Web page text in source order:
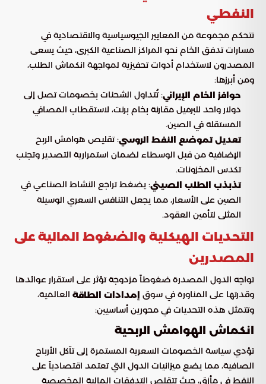
النفطي
تتحكم مجموعة من المعايير الجيوسياسية والاقتصادية في
مسارات تدفق الخام نحو المراكز الصناعية الكبرى، حيث يسعى
المصدرون لاستخدام أدوات تحفيزية لمواجهة انكماش الطلب،
ومن أبرزها:
حوافز الخام الإيراني: تُتداول الشحنات بخصومات تصل إلى
دولار واحد للبرميل مقارنة بخام برنت، لاستقطاب المصافي
المستقلة في الصين.
تعديل تموضع النفط الروسي: تقليص هوامش الربح
الإضافية من قبل الوسطاء لضمان استمرارية التصدير وتجنب
تكدس المخزونات.
تذبذب الطلب الصيني: يضغط تراجع النشاط الصناعي في
الصين على الأسعار، مما يجعل التنافس السعري الوسيلة
المثلى لتأمين العقود.
التحديات الهيكلية والضغوط المالية على
المصدرين
تواجه الدول المصدرة ضغوطاً مزدوجة تؤثر على استقرار عوائدها
وقدرتها على المناورة في سوق إمدادات الطاقة العالمية،
وتتمثل هذه التحديات في محورين أساسيين:
انكماش الهوامش الربحية
تؤدي سياسة الخصومات السعرية المستمرة إلى تآكل الأرباح
الصافية، مما يضع ميزانيات الدول التي تعتمد اقتصادياً على
النفط في مأزق، حيث تتقلص التدفقات المالية المخصصة